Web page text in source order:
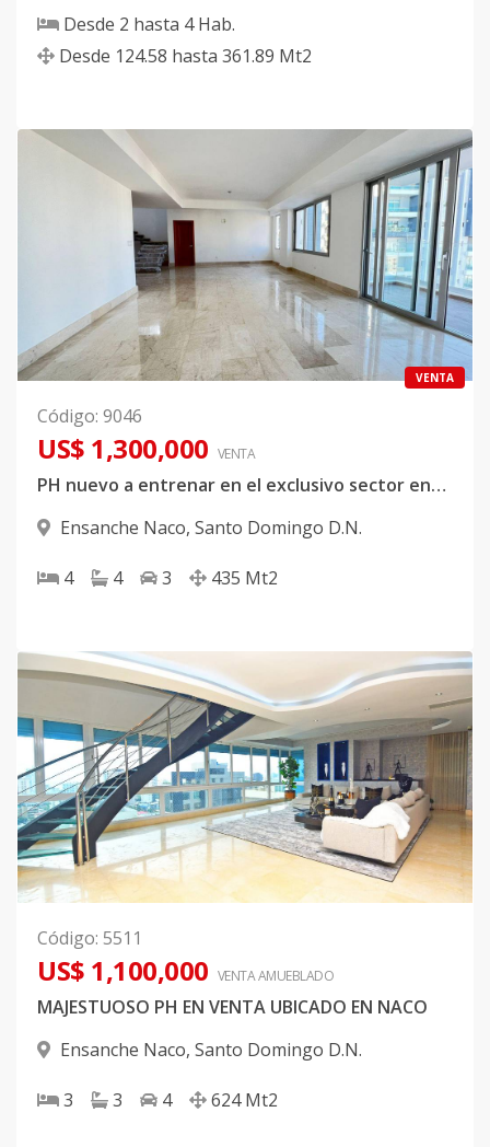
Desde 2 hasta 4Hab.
Desde 124.58 hasta 361.89 Mt2
VENTA
Código: 9046
US$ 1,300,000 VENTA
PH nuevo a entrenar en el exclusivo sector ensanche Naco
Ensanche Naco, Santo Domingo D.N.
4 4 3 435 Mt2
Código: 5511
US$ 1,100,000 VENTA AMUEBLADO
MAJESTUOSO PH EN VENTA UBICADO EN NACO
Ensanche Naco, Santo Domingo D.N.
3 3 4 624 Mt2